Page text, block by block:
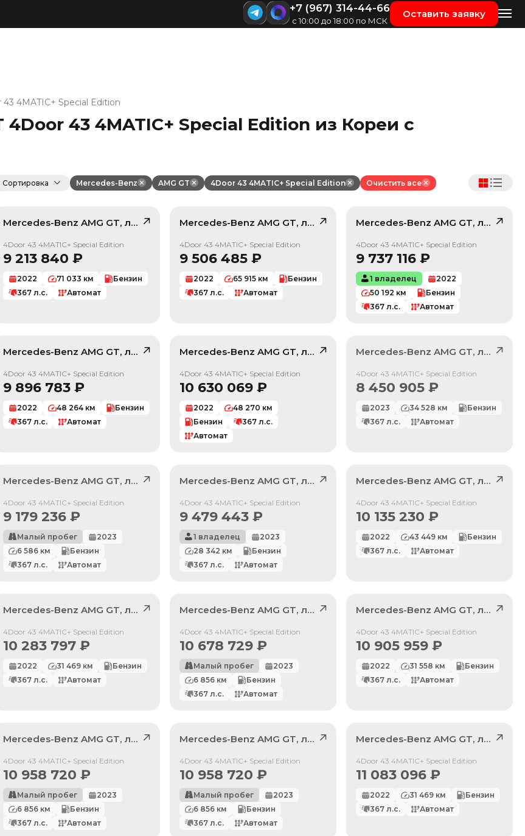
+7 (967) 314-44-66
с 10:00 до 18:00 по МСК
Оставить заявку
43 4MATIC+ Special Edition
4Door 43 4MATIC+ Special Edition из Кореи с
Сортировка Mercedes-Benz AMG GT 4Door 43 4MATIC+ Special Edition Очистить все
Mercedes-Benz AMG GT, лот 42084055
/ 10
4Door 43 4MATIC+ Special Edition
9 213 840 ₽
2022 71 033 км
Бензин
367 л.с. Автомат
Mercedes-Benz AMG GT, лот 42236063
/ 10
4Door 43 4MATIC+ Special Edition
9 506 485₽
2022 65 915км
Бензин
367л.с. Автомат
Mercedes-Benz AMG GT, лот/ 10
4Door 43 4MATIC+ Special Edition
9 737 116₽
1 владелец
2022
50 192 км
Бензин
367л.с. Автомат
Mercedes-Benz AMG GT, лот 42337600
/ 10
4Door 43 4MATIC+ Special Edition
9 896 783 ₽
2022 48 264 км
Бензин
367 л.с. Автомат
Mercedes-Benz AMG GT, лот 41862719
/ 10
4Door 43 4MATIC+ Special Edition
10 630 069₽
2022 48 270 км
Бензин
367л.с.
Автомат
Mercedes-Benz AMG GT, лот
Продан
4Door 43 4MATIC+ Special Edition
8 450 905₽
2023 34 528 км
Бензин
367л.с. Автомат
Mercedes-Benz AMG GT, лот 41442531
Продан
4Door 43 4MATIC+ Special Edition
9 179 236 ₽
Малый пробег
2023
6 586 км
Бензин
367 л.с. Автомат
Mercedes-Benz AMG GT, лот 41783863
Продан
4Door 43 4MATIC+ Special Edition
9 479 443₽
1 владелец
2023
28 342 км
Бензин
367л.с. Автомат
Mercedes-Benz AMG GT, лот
Продан
4Door 43 4MATIC+ Special Edition
10 135 230 ₽
2022 43 449км
Бензин
367л.с. Автомат
Mercedes-Benz AMG GT, лот 41576220
Продан
4Door 43 4MATIC+ Special Edition
10 283 797 ₽
2022 31 469 км
Бензин
367 л.с. Автомат
Mercedes-Benz AMG GT, лот 41403759
Продан
4Door 43 4MATIC+ Special Edition
10 678 729₽
Малый пробег
2023
6 856км
Бензин
367л.с. Автомат
Mercedes-Benz AMG GT, лот
Продан
4Door 43 4MATIC+ Special Edition
10 905 959₽
2022 31 558 км
Бензин
367л.с. Автомат
Mercedes-Benz AMG GT, лот 41163989
Продан
4Door 43 4MATIC+ Special Edition
10 958 720 ₽
Малый пробег
2023
6 856 км
Бензин
367 л.с. Автомат
Mercedes-Benz AMG GT, лот 41163958
Продан
4Door 43 4MATIC+ Special Edition
10 958 720 ₽
Малый пробег
2023
6 856км
Бензин
367л.с. Автомат
Mercedes-Benz AMG GT, лот
Продан
4Door 43 4MATIC+ Special Edition
11 083 096₽
2022 31 469км
Бензин
367л.с. Автомат